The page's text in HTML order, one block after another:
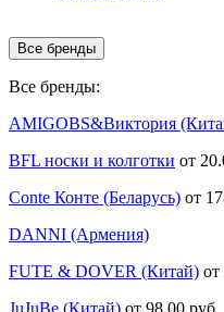
Все бренды
Все бренды:
AMIGOBS&Виктория
BFL носки и колготки от
Conte Конте (Беларусь) от
DANNI (Армения)
FUTE & DOVER (Китай) от
JuJuBe (Китай) от 98.00 руб